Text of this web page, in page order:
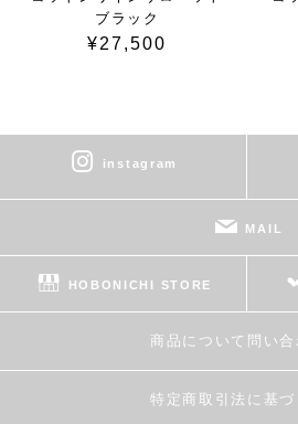
ブラック
¥27,500
instagram
MAIL
HOBONICHI STORE
商品について問い合
特定商取引法に基づ